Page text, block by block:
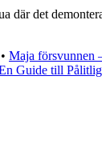
där det
Maja försvunnen
Guide till